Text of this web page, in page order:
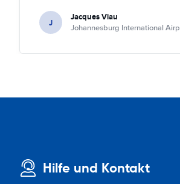
J Jacques Viau
Johannesburg International
Hilfe und Kontakt